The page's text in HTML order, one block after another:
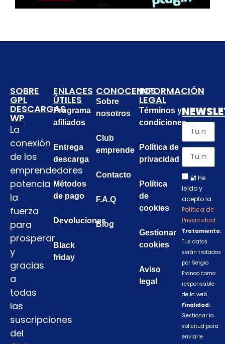
SOBRE
GPL
DESCARGAS
WP
La
conexión
de los
emprendedores
potencia
la
fuerza
para
prosperar
y
gracias
a
todas
las
suscripciones
del
ENLACES
ÚTILES
Programa
afiliados
Entrega
descarga
Métodos
de pago
Devoluciones
Black
friday
CONOCENOS
Sobre
nosotros
Club
emprende
Contacto
F.A.Q
Blog
INFORMACIÓN
LEGAL
Términos y
condiciones
Política de
privacidad
Política
de
cookies
Gestionar
cookies
Aviso
legal
🔐 He
leído y
acepto la
Política de
Privacidad
Tratamiento:
Tus datos
serán tratados
por Sergio
Franco como
responsable
de la web.
Finalidad:
Gestionar la
solicitud para
enviarle